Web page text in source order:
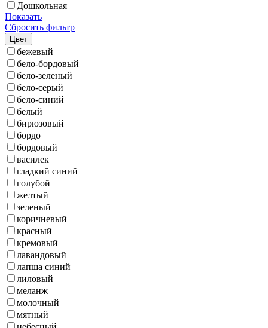
Дошкольная
Показать
Сбросить фильтр
Цвет
бежевый
бело-бордовый
бело-зеленый
бело-серый
бело-синий
белый
бирюзовый
бордо
бордовый
василек
гладкий синий
голубой
желтый
зеленый
коричневый
красный
кремовый
лавандовый
лапша синий
лиловый
меланж
молочный
мятный